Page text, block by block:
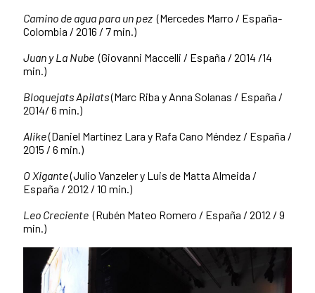
Camino de agua para un pez(Mercedes Marro / España-
Colombia / 2016 / 7 min.)
Juan y La Nube(Giovanni Maccelli / España / 2014 /14
min.)
Bloquejats Apilats(Marc Riba y Anna Solanas / España /
2014/ 6 min.)
Alike(Daniel Martínez Lara y Rafa Cano Méndez / España /
2015 / 6 min.)
O Xigante(Julio Vanzeler y Luis de Matta Almeida /
España / 2012 / 10 min.)
Leo Creciente(Rubén Mateo Romero / España / 2012 / 9
min.)